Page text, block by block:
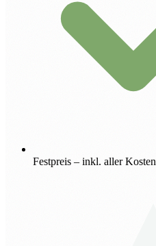
Festpreis – inkl. aller Kosten